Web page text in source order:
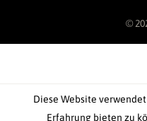
©
Diese Website
Erfahrung bieten zu